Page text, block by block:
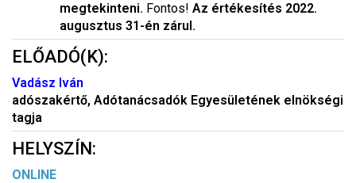
megtekinteni. Fontos! Az értékesítés 2022.
augusztus 31-én zárul.
ELŐADÓ(K):
Vadász Iván
adószakértő, Adótanácsadók Egyesületének elnökségi
tagja
HELYSZÍN:
ONLINE